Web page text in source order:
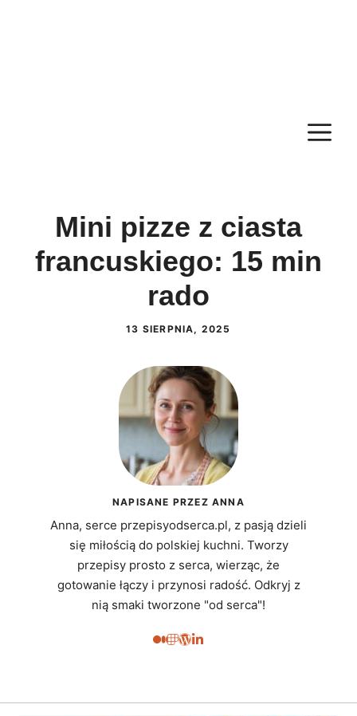
Mini pizze z ciasta
francuskiego: 15 min
rado
13 SIERPNIA, 2025
NAPISANE PRZEZ ANNA
Anna, serce przepisyodserca.pl, z pasją dzieli
się miłością do polskiej kuchni. Tworzy
przepisy prosto z serca, wierząc, że
gotowanie łączy i przynosi radość. Odkryj z
nią smaki tworzone "od serca"!